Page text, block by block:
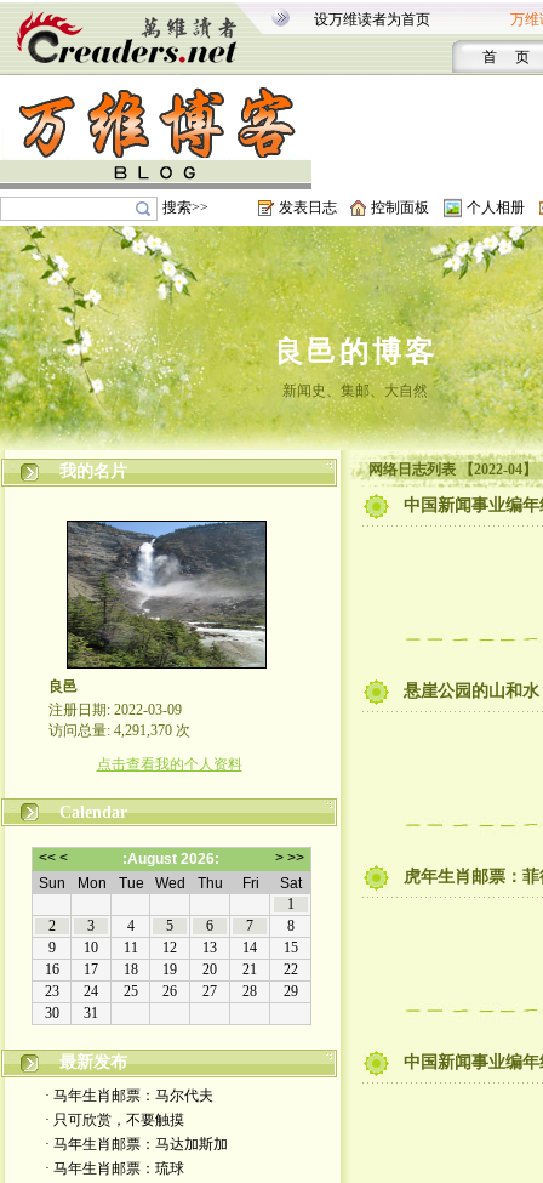
设万维读者为首页 万维
首 页
搜索>> 发表日志 控制面板 个人相册
良邑的博客
新闻史、集邮、大自然
我的名片
良邑
注册日期: 2022-03-09
访问总量: 4,291,370 次
点击查看我的个人资料
Calendar
最新发布
· 马年生肖邮票：马尔代夫
· 只可欣赏，不要触摸
· 马年生肖邮票：马达加斯加
· 马年生肖邮票：琉球
网络日志列表 【2022-04】
中国新闻事业编年
悬崖公园的山和水
虎年生肖邮票：菲
中国新闻事业编年